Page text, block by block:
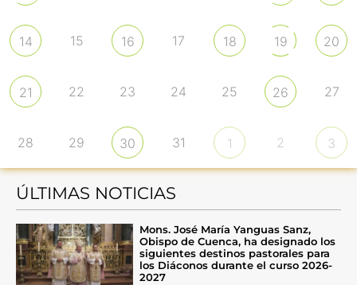
14 15 16 17 18 19 20
21 22 23 24 25 26 27
28 29 30 31 1 2 3
ÚLTIMAS NOTICIAS
Mons. José María Yanguas Sanz,
Obispo de Cuenca, ha designado los
siguientes destinos pastorales para
los Diáconos durante el curso 2026-
2027